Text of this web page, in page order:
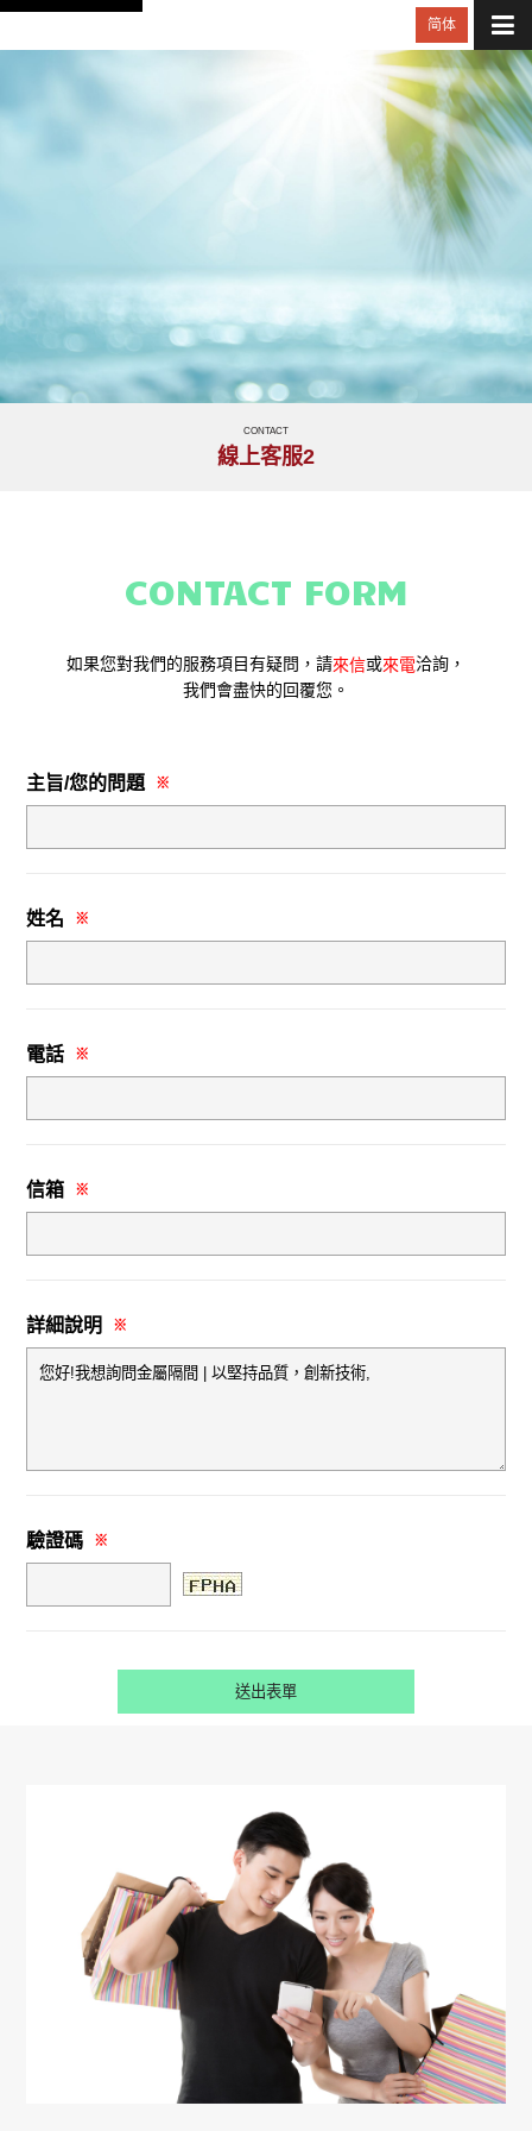
简体
CONTACT
線上客服2
CONTACT FORM
如果您對我們的服務項目有疑問，請來信或來電洽詢，
我們會盡快的回覆您。
主旨/您的問題 ※
姓名 ※
電話 ※
信箱 ※
詳細說明 ※
驗證碼 ※